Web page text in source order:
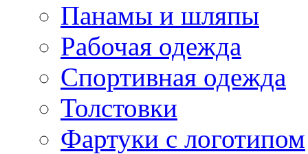
Панамы и шляпы
Рабочая одежда
Спортивная одежда
Толстовки
Фартуки с логотипом